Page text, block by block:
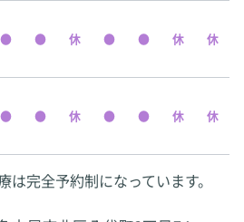
完全予約制になっています。